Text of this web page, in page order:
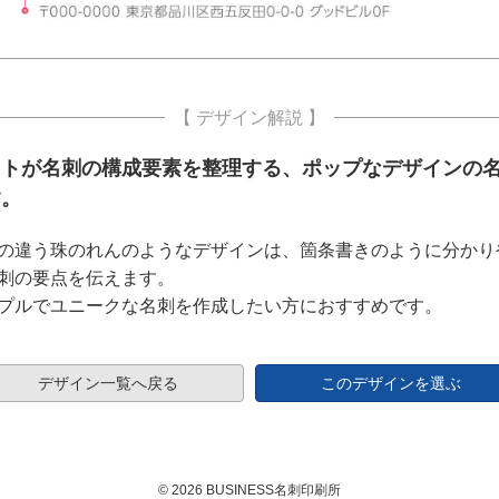
【 デザイン解説 】
が名刺の構成要素を整理する、ポップなデザインの
違う珠のれんのようなデザインは、箇条書きのように分かり
の要点を伝えます。
ルでユニークな名刺を作成したい方におすすめです。
デザイン一覧へ戻る このデザインを選ぶ
© 2026 BUSINESS名刺印刷所